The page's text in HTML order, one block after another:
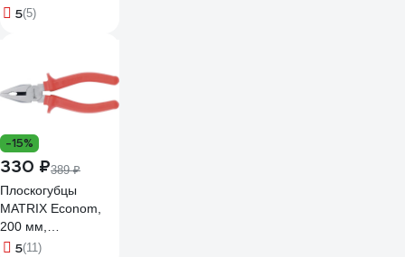
5(5)
-15%
330 ₽389 ₽
Плоскогубцы
MATRIX Econom,
200 мм,
шлифованные,
5(11)